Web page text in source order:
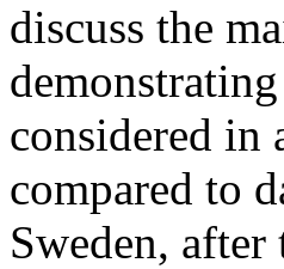
discuss the
considered in
compared to
Sweden,